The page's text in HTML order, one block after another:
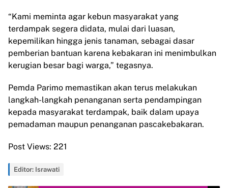
“Kami meminta agar kebun masyarakat yang
terdampak segera didata, mulai dari luasan,
kepemilikan hingga jenis tanaman, sebagai dasar
pemberian bantuan karena kebakaran ini menimbulkan
kerugian besar bagi warga,” tegasnya.
Pemda Parimo memastikan akan terus melakukan
langkah-langkah penanganan serta pendampingan
kepada masyarakat terdampak, baik dalam upaya
pemadaman maupun penanganan pascakebakaran.
Post Views: 221
Editor: Israwati